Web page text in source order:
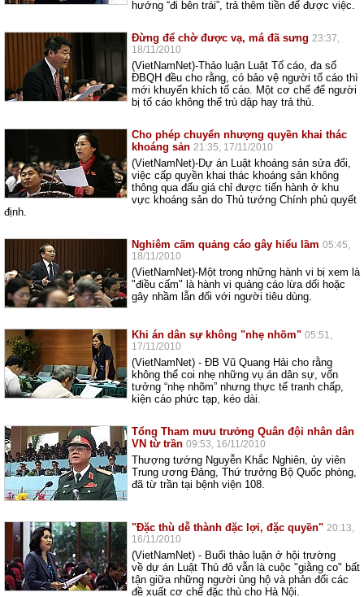
hướng “đi bên trái”, trả thêm tiền để được việc.
Đừng để chờ được vạ, má đã sưng 23:37,
18/11/2010
(VietNamNet)-Thảo luận Luật Tố cáo, đa số
ĐBQH đều cho rằng, có bảo vệ người tố cáo thì
mới khuyến khích tố cáo. Một cơ chế để người
bị tố cáo không thể trù dập hay trả thù.
Cho phép chuyển nhượng quyền khai thác
khoáng sản 21:35, 17/11/2010
(VietNamNet)-Dự án Luật khoáng sản sửa đổi,
việc cấp quyền khai thác khoáng sản không
thông qua đấu giá chỉ được tiến hành ở khu
vực khoáng sản do Thủ tướng Chính phủ quyết
định.
Nghiêm cấm quảng cáo gây hiểu lầm 05:45,
18/11/2010
(VietNamNet)-Một trong những hành vi bị xem là
"điều cấm" là hành vi quảng cáo lừa dối hoặc
gây nhầm lẫn đối với người tiêu dùng.
Khi án dân sự không "nhẹ nhõm" 05:51,
17/11/2010
(VietNamNet) - ĐB Vũ Quang Hải cho rằng
không thể coi nhẹ những vụ án dân sự, vốn
tưởng “nhẹ nhõm” nhưng thực tế tranh chấp,
kiện cáo phức tạp, kéo dài.
Tổng Tham mưu trưởng Quân đội nhân dân
VN từ trần 09:53, 16/11/2010
Thượng tướng Nguyễn Khắc Nghiên, ủy viên
Trung ương Đảng, Thứ trưởng Bộ Quốc phòng,
đã từ trần tại bệnh viện 108.
"Đặc thù dễ thành đặc lợi, đặc quyền" 20:13,
16/11/2010
(VietNamNet) - Buổi thảo luận ở hội trường
về dự án Luật Thủ đô vẫn là cuộc "giằng co" bất
tận giữa những người ủng hộ và phản đối các
đề xuất cơ chế đặc thù cho Hà Nội.